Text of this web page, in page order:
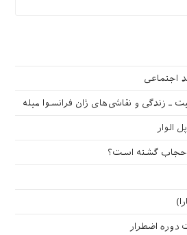
اجتماعی
ـ زندگی و نقاشی‌های ژان فرانسوا میله
الوار
حجاب گشته است؟
اضطرار